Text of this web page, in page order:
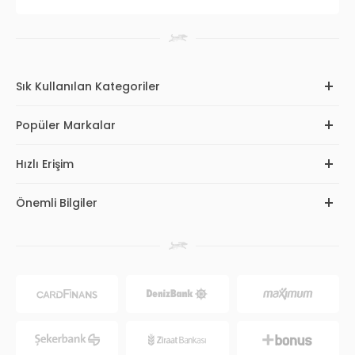
Banyo sonrası kulak içini kontrol etmek
Kulak sağlığı için düzenli temizlik,
Kedi Kulak Bakımı Ne Sıklıkla Yapılmalı?
Her kedinin ihtiyacı farklıdır. Genel olarak:
Kulak problemi yaşayan kedilerde veteriner önerisi
Aşırı temizlik de kulak florasını bozabileceği için gereğinden
Kedi kulak bakım ürünleri fiyatları; ürünün markasına, içeriğine,
Petihtiyac.com’da hem uygun fiyatlı hem de profesyonel bakım
ürünlerini bir arada bulabilirsiniz.
Sık Kullanılan Kategoriler
Popüler Markalar
Hızlı Erişim
Önemli Bilgiler